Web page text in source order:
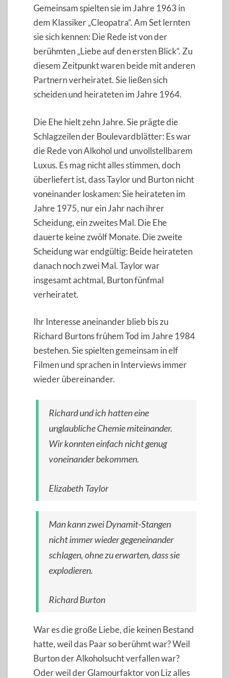
Gemeinsam spielten sie im Jahre 1963 in
dem Klassiker „Cleopatra“. Am Set lernten
sie sich kennen: Die Rede ist von der
berühmten „Liebe auf den ersten Blick“. Zu
diesem Zeitpunkt waren beide mit anderen
Partnern verheiratet. Sie ließen sich
scheiden und heirateten im Jahre 1964.
Die Ehe hielt zehn Jahre. Sie prägte die
Schlagzeilen der Boulevardblätter: Es war
die Rede von Alkohol und unvollstellbarem
Luxus. Es mag nicht alles stimmen, doch
überliefert ist, dass Taylor und Burton nicht
voneinander loskamen: Sie heirateten im
Jahre 1975, nur ein Jahr nach ihrer
Scheidung, ein zweites Mal. Die Ehe
dauerte keine zwölf Monate. Die zweite
Scheidung war endgültig: Beide heirateten
danach noch zwei Mal. Taylor war
insgesamt achtmal, Burton fünfmal
verheiratet.
Ihr Interesse aneinander blieb bis zu
Richard Burtons frühem Tod im Jahre 1984
bestehen. Sie spielten gemeinsam in elf
Filmen und sprachen in Interviews immer
wieder übereinander.
Richard und ich hatten eine
unglaubliche Chemie miteinander.
Wir konnten einfach nicht genug
voneinander bekommen.
Elizabeth Taylor
Man kann zwei Dynamit-Stangen
nicht immer wieder gegeneinander
schlagen, ohne zu erwarten, dass sie
explodieren.
Richard Burton
War es die große Liebe, die keinen Bestand
hatte, weil das Paar so berühmt war? Weil
Burton der Alkoholsucht verfallen war?
Oder weil der Glamourfaktor von Liz alles